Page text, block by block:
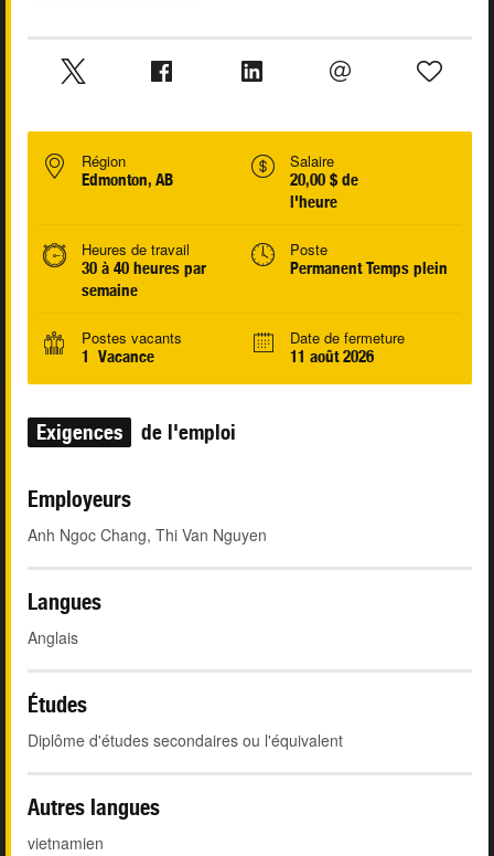
Région
Edmonton, AB
Salaire
20,00 $ de
l'heure
Heures de travail
30 à 40 heures par
semaine
Poste
Permanent Temps plein
Postes vacants
1 Vacance
Date de fermeture
11 août 2026
Exigences de l'emploi
Employeurs
Anh Ngoc Chang, Thi Van Nguyen
Langues
Anglais
Études
Diplôme d'études secondaires ou l'équivalent
Autres langues
vietnamien